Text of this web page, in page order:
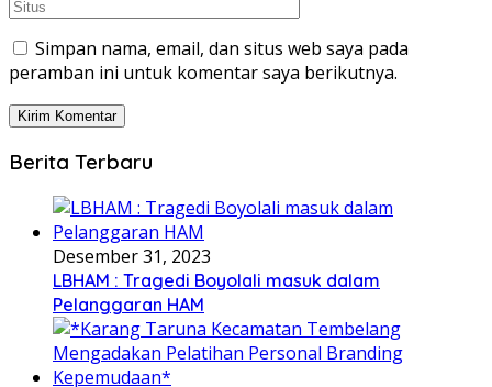
Simpan nama, email, dan situs web saya pada
peramban ini untuk komentar saya berikutnya.
Berita Terbaru
Desember 31, 2023
LBHAM : Tragedi Boyolali masuk dalam
Pelanggaran HAM